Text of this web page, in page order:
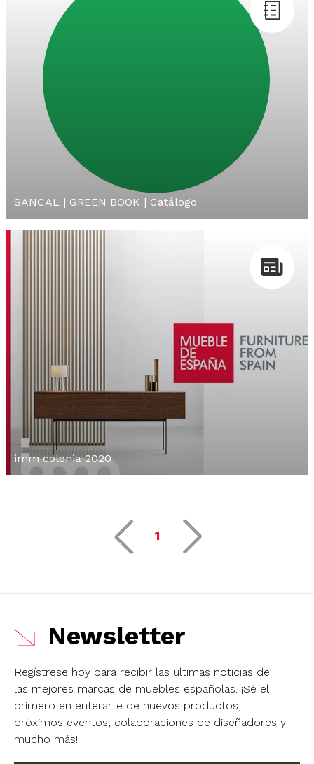
SANCAL | GREEN BOOK | Catálogo
imm colonia 2020
1
Newsletter
Regístrese hoy para recibir las últimas noticias de
las mejores marcas de muebles españolas. ¡Sé el
primero en enterarte de nuevos productos,
próximos eventos, colaboraciones de diseñadores y
mucho más!